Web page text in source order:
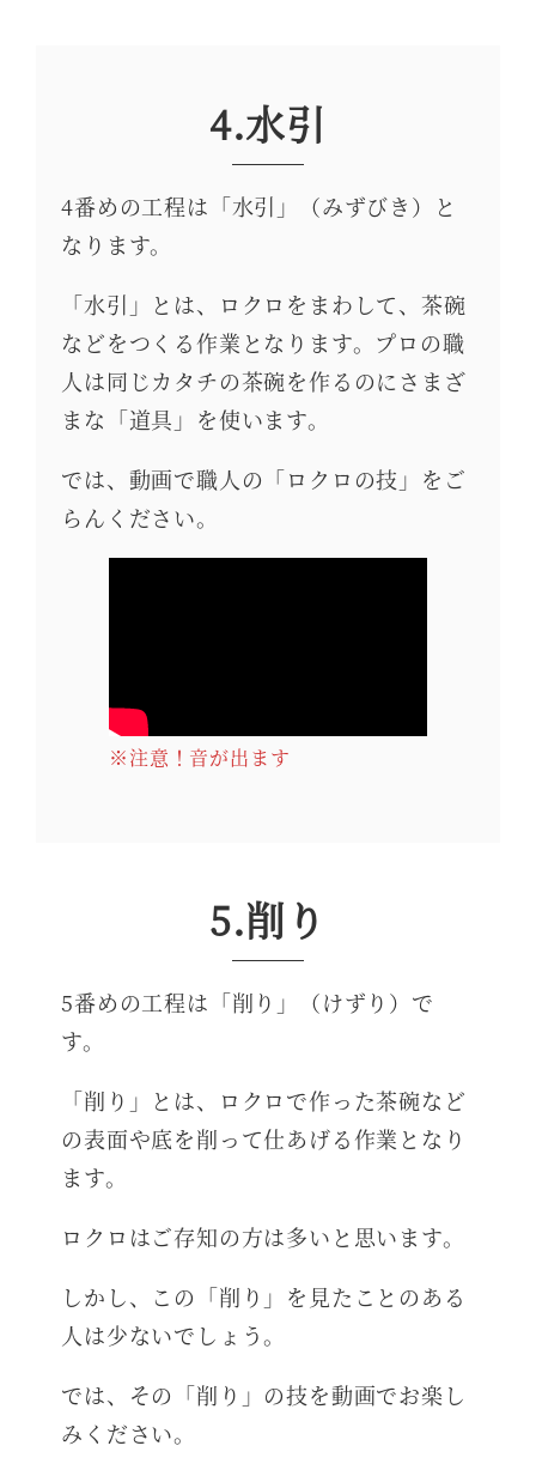
4.水引
4番めの工程は「水引」（みずびき）と
なります。
「水引」とは、ロクロをまわして、茶碗
などをつくる作業となります。プロの職
人は同じカタチの茶碗を作るのにさまざ
まな「道具」を使います。
では、動画で職人の「ロクロの技」をご
らんください。
※注意！音が出ます
5.削り
5番めの工程は「削り」（けずり）で
す。
「削り」とは、ロクロで作った茶碗など
の表面や底を削って仕あげる作業となり
ます。
ロクロはご存知の方は多いと思います。
しかし、この「削り」を見たことのある
人は少ないでしょう。
では、その「削り」の技を動画でお楽し
みください。